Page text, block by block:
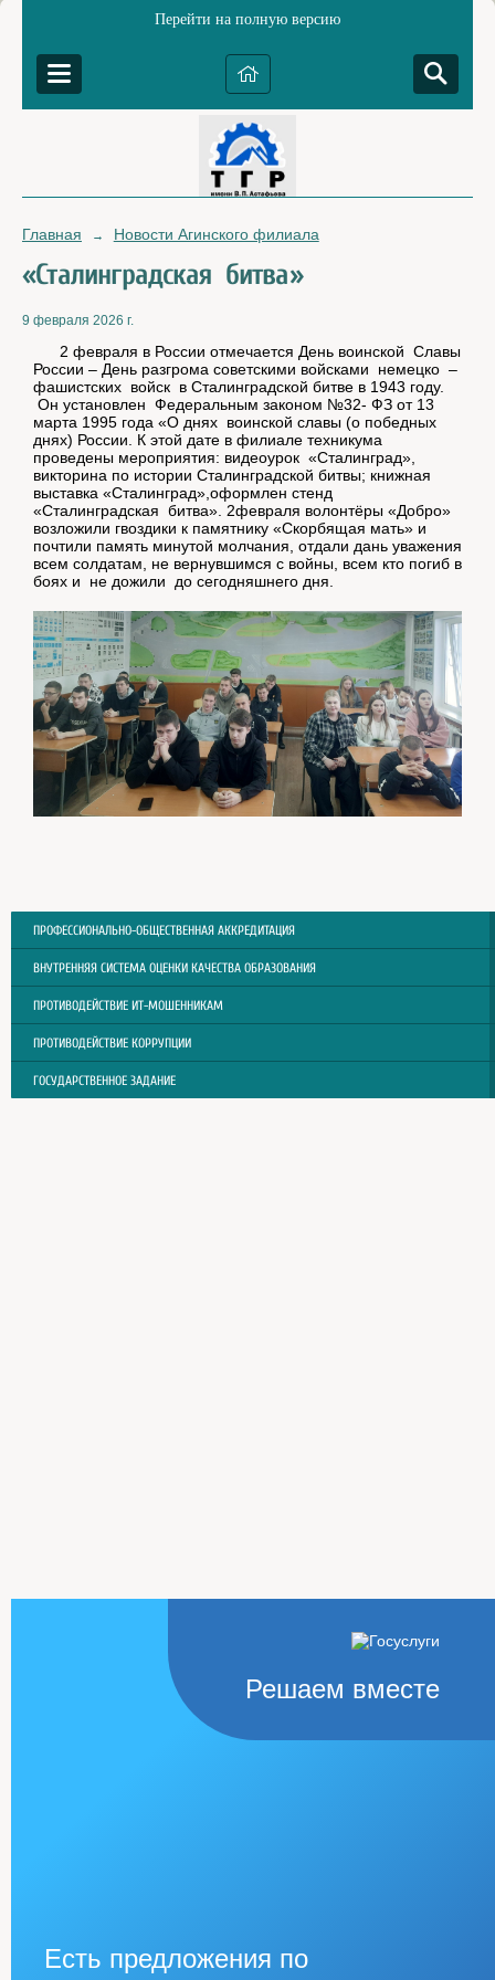
Перейти на полную версию
Главная → Новости Агинского филиала
«Сталинградская битва»
9 февраля 2026 г.
2 февраля в России отмечается День воинской Славы
России – День разгрома советскими войсками немецко –
фашистских войск в Сталинградской битве в 1943 году.
Он установлен Федеральным законом №32- ФЗ от 13
марта 1995 года «О днях воинской славы (о победных
днях) России. К этой дате в филиале техникума
проведены мероприятия: видеоурок «Сталинград»,
викторина по истории Сталинградской битвы; книжная
выставка «Сталинград»,оформлен стенд
«Сталинградская битва». 2февраля волонтёры «Добро»
возложили гвоздики к памятнику «Скорбящая мать» и
почтили память минутой молчания, отдали дань уважения
всем солдатам, не вернувшимся с войны, всем кто погиб в
боях и не дожили до сегодняшнего дня.
ПРОФЕССИОНАЛЬНО-ОБЩЕСТВЕННАЯ АККРЕДИТАЦИЯ
ВНУТРЕННЯЯ СИСТЕМА ОЦЕНКИ КАЧЕСТВА ОБРАЗОВАНИЯ
ПРОТИВОДЕЙСТВИЕ ИТ-МОШЕННИКАМ
ПРОТИВОДЕЙСТВИЕ КОРРУПЦИИ
ГОСУДАРСТВЕННОЕ ЗАДАНИЕ
Решаем вместе
Есть предложения по